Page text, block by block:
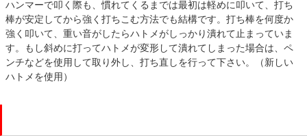
ハンマーで叩く際も、慣れてくるまでは最初は軽めに叩いて、打ち
棒が安定してから強く打ちこむ方法でも結構です。打ち棒を何度か
強く叩いて、重い音がしたらハトメがしっかり潰れて止まっていま
す。もし斜めに打ってハトメが変形して潰れてしまった場合は、ペ
ンチなどを使用して取り外し、打ち直しを行って下さい。（新しい
ハトメを使用）